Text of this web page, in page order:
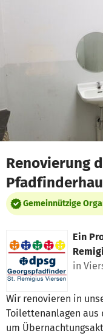
Renovierung
Gemeinnützige
Ein
in
Wir renovieren in
Toilettenanlagen aus
um